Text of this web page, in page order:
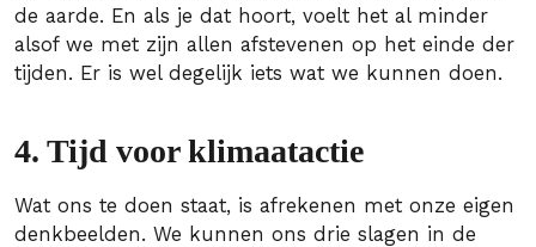
de aarde. En als je dat hoort, voelt het al minder
alsof we met zijn allen afstevenen op het einde der
tijden. Er is wel degelijk iets wat we kunnen doen.
4. Tijd voor klimaatactie
Wat ons te doen staat, is afrekenen met onze eigen
denkbeelden. We kunnen ons drie slagen in de